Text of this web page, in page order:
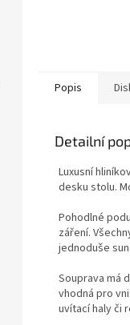
Popis
Detailní
Luxusní
desku stolu.
Pohodlné
záření.
jednoduše
Souprava má
vhodná pro
uvítací haly či